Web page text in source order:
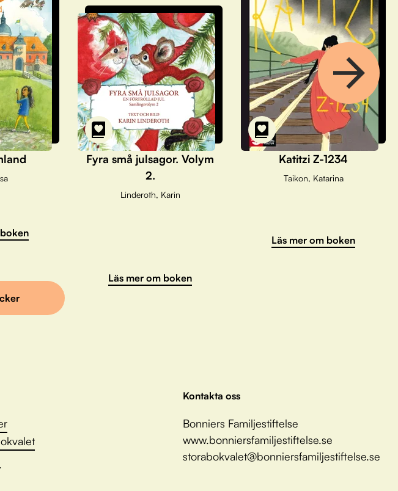
Fyra små julsagor. Volym
2.
Linderoth, Karin
Läs mer om boken
Katitzi Z-1234
Taikon, Katarina
Läs mer om boken
Kontakta oss
Bonniers Familjestiftelse
www.bonniersfamiljestiftelse.se
storabokvalet@bonniersfamiljestiftelse.se